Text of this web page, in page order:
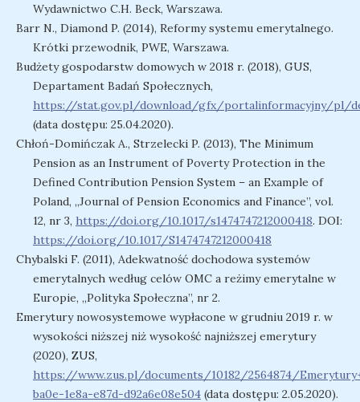
Wydawnictwo C.H. Beck, Warszawa.
Barr N., Diamond P. (2014), Reformy systemu emerytalnego.
Krótki przewodnik, PWE, Warszawa.
Budżety gospodarstw domowych w 2018 r. (2018), GUS,
Departament Badań Społecznych,
https://stat.gov.pl/download/gfx/portalinformacyjny/pl/
(data dostępu: 25.04.2020).
Chłoń-Domińczak A., Strzelecki P. (2013), The Minimum
Pension as an Instrument of Poverty Protection in the
Defined Contribution Pension System – an Example of
Poland, ,,Journal of Pension Economics and Finance”, vol.
12, nr 3, https://doi.org/10.1017/s1474747212000418. DOI:
https://doi.org/10.1017/S1474747212000418
Chybalski F. (2011), Adekwatność dochodowa systemów
emerytalnych według celów OMC a reżimy emerytalne w
Europie, ,,Polityka Społeczna”, nr 2.
Emerytury nowosystemowe wypłacone w grudniu 2019 r. w
wysokości niższej niż wysokość najniższej emerytury
(2020), ZUS,
https://www.zus.pl/documents/10182/2564874/
ba0e-1e8a-e87d-d92a6e08e504(data dostępu: 2.05.2020).